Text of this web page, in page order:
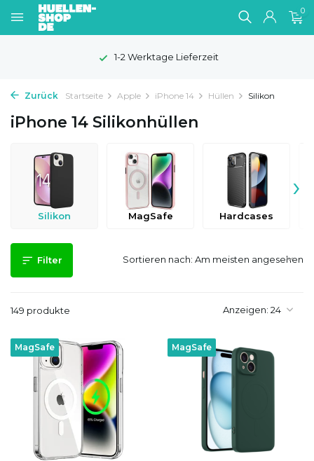
0
100 Tage Widerrufsrecht
Zurück Startseite Apple iPhone 14 Hüllen Silikon
iPhone 14 Silikonhüllen
Silikon MagSafe Hardcases
›
Filter
149 produkte Anzeigen:
Sortieren nach:
MagSafe MagSafe